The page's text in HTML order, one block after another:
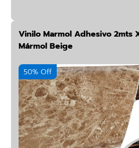
Vinilo Marmol Adhesivo 2mts
Mármol Beige
50% Off